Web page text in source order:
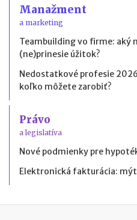
Manažment
a marketing
Teambuilding vo firme: aký
(ne)prinesie úžitok?
Nedostatkové profesie
koľko môžete zarobiť?
Právo
a legislatíva
Nové podmienky pre
Elektronická fakturácia: